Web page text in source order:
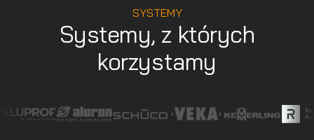
SYSTEMY
Systemy, z których
korzystamy